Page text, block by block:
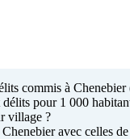
commis à
pour 1 000
village ?
avec celles